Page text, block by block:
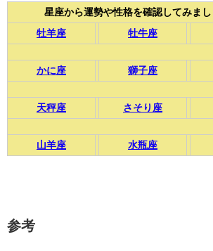
星座から運勢や性格を確認してみまし
牡羊座
牡牛座
かに座 獅子座
天秤座 さそり座
山羊座 水瓶座
参考